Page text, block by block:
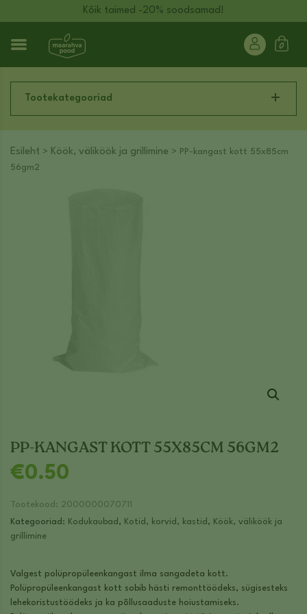
Kõik taimed -20% soodsamad!
Tootekategooriad
Esileht > Köök, väliköök ja grillimine > PP-kangast kott 55x85cm
56gm2
PP-KANGAST KOTT 55X85CM 56GM2
€0.50
Tootekood: 2000000070711
Kategooriad: Kodukaubad , Kotid, korvid, kastid , Köök, väliköök ja
grillimine
Valgest polüpropüleenkangast ilma sangadeta kott.
Polüpropüleenkangast kott sobib hästi remonttöödeks, sügisesteks
lehekoristustöödeks ja ka põllusaaduste hoiustamiseks.